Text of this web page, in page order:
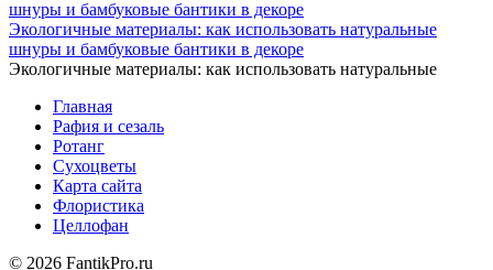
Экологичные материалы: как использовать натуральные
шнуры и бамбуковые бантики в декоре
Экологичные материалы: как использовать натуральные
Главная
Рафия и сезаль
Ротанг
Сухоцветы
Карта сайта
Флористика
Целлофан
© 2026 FantikPro.ru